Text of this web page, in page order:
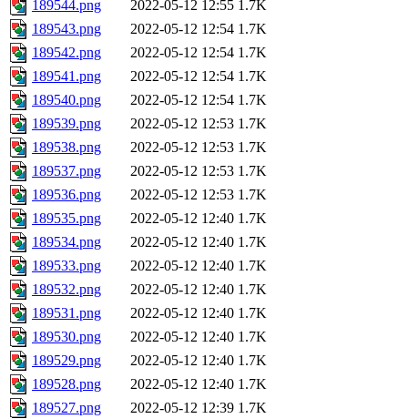
189544.png 2022-05-12 12:55 1.7K
189543.png
2022-05-12 12:54 1.7K
189542.png
2022-05-12 12:54 1.7K
189541.png
2022-05-12 12:54 1.7K
189540.png
2022-05-12 12:54 1.7K
189539.png
2022-05-12 12:53 1.7K
189538.png
2022-05-12 12:53 1.7K
189537.png
2022-05-12 12:53 1.7K
189536.png
2022-05-12 12:53 1.7K
189535.png
2022-05-12 12:40 1.7K
189534.png
2022-05-12 12:40 1.7K
189533.png
2022-05-12 12:40 1.7K
189532.png
2022-05-12 12:40 1.7K
189531.png
2022-05-12 12:40 1.7K
189530.png
2022-05-12 12:40 1.7K
189529.png
2022-05-12 12:40 1.7K
189528.png
2022-05-12 12:40 1.7K
189527.png
2022-05-12 12:39 1.7K